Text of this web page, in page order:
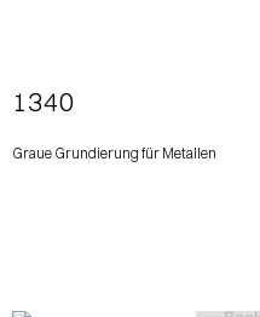
1340
Graue Grundierung für Metallen